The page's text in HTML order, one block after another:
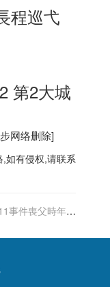
程巡弋
第2大城
网络删除]
如有侵权,请联系
事件喪父時年僅
輔導員